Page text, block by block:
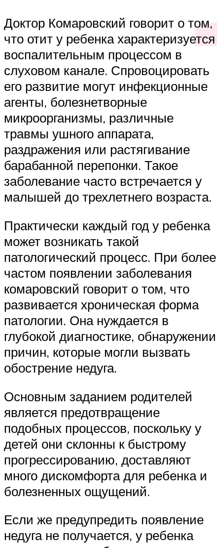
Доктор Комаровский говорит о том,
что отит у ребенка характеризуется
воспалительным процессом в
слуховом канале. Спровоцировать
его развитие могут инфекционные
агенты, болезнетворные
микроорганизмы, различные
травмы ушного аппарата,
раздражения или растягивание
барабанной перепонки. Такое
заболевание часто встречается у
малышей до трехлетнего возраста.
Практически каждый год у ребенка
может возникать такой
патологический процесс. При более
частом появлении заболевания
комаровский говорит о том, что
развивается хроническая форма
патологии. Она нуждается в
глубокой диагностике, обнаружении
причин, которые могли вызвать
обострение недуга.
Основным заданием родителей
является предотвращение
подобных процессов, поскольку у
детей они склонны к быстрому
прогрессированию, доставляют
много дискомфорта для ребенка и
болезненных ощущений.
Если же предупредить появление
недуга не получается, у ребенка